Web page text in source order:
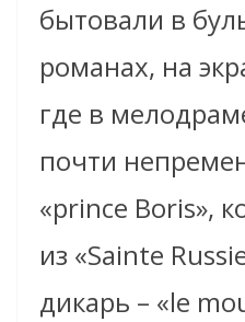
бытовали в
романах, на
где в
почти
«prince Boris»,
из «Sainte
дикарь – «le